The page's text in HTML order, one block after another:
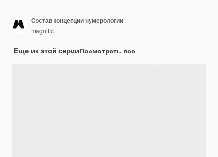
Состав концепции нумерологии
magnific
Еще из этой серииПосмотреть все